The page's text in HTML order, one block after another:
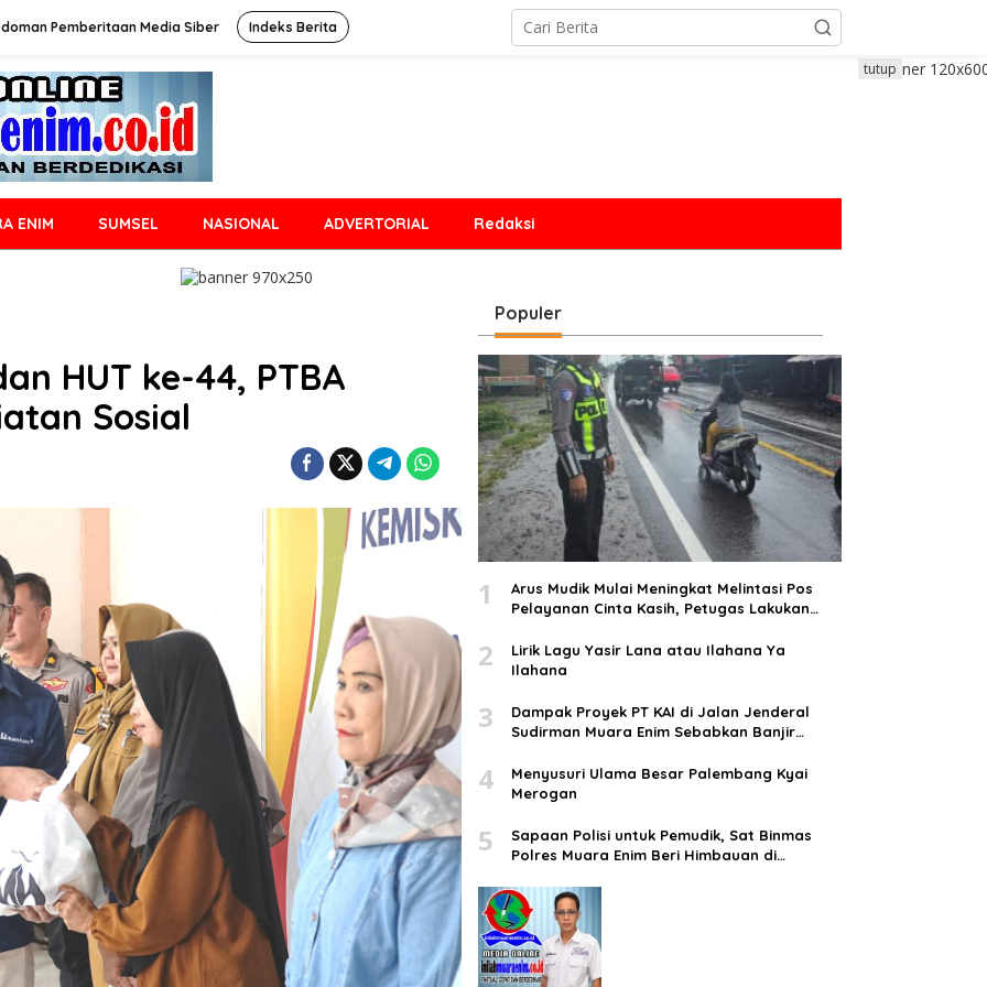
Pemberitaan Media Siber Indeks Berita
ENIM SUMSEL NASIONAL ADVERTORIAL Redaksi
tutup
HUT ke-44, PTBA
Sosial
Populer
1
Arus Mudik Mulai Meningkat Melintasi Pos
Pelayanan Cinta Kasih, Petugas Lakukan
2
Lirik Lagu Yasir Lana atau Ilahana Ya
Ilahana
3
Dampak Proyek PT KAI di Jalan Jenderal
Sudirman Muara Enim Sebabkan Banjir
4
Menyusuri Ulama Besar Palembang Kyai
Merogan
5
Sapaan Polisi untuk Pemudik, Sat Binmas
Polres Muara Enim Beri Himbauan di